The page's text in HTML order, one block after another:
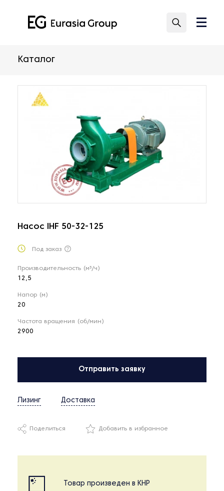
Каталог
Насос IHF 50-32-125
Под заказ
Производительность (м³/ч)
12,5
Напор (м)
20
Частота вращения (об/мин)
2900
Отправить заявку
Лизинг Доставка
Поделиться Добавить в избранное
Товар произведен в КНР